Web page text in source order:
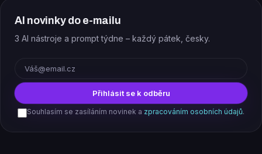
AI novinky do e-mailu
3 AI nástroje a prompt týdne – každý pátek, česky.
Přihlásit se k odběru
Souhlasím se zasíláním novinek a zpracováním osobních údajů.